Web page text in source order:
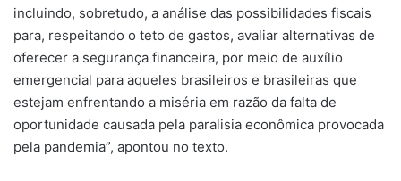
incluindo, sobretudo, a análise das possibilidades fiscais
para, respeitando o teto de gastos, avaliar alternativas de
oferecer a segurança financeira, por meio de auxílio
emergencial para aqueles brasileiros e brasileiras que
estejam enfrentando a miséria em razão da falta de
oportunidade causada pela paralisia econômica provocada
pela pandemia”, apontou no texto.